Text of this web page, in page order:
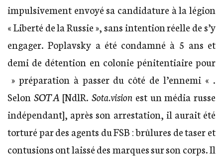
impulsivement envoyé sa candidature à la légion
« Liberté de la Russie », sans intention réelle de s’y
engager. Poplavsky a été condamné à 5 ans et
demi de détention en colonie pénitentiaire pour
» préparation à passer du côté de l’ennemi « .
Selon SOTA [NdlR.Sota.vision est un média russe
indépendant], après son arrestation, il aurait été
torturé par des agents du FSB : brûlures de taser et
contusions ont laissé des marques sur son corps. Il